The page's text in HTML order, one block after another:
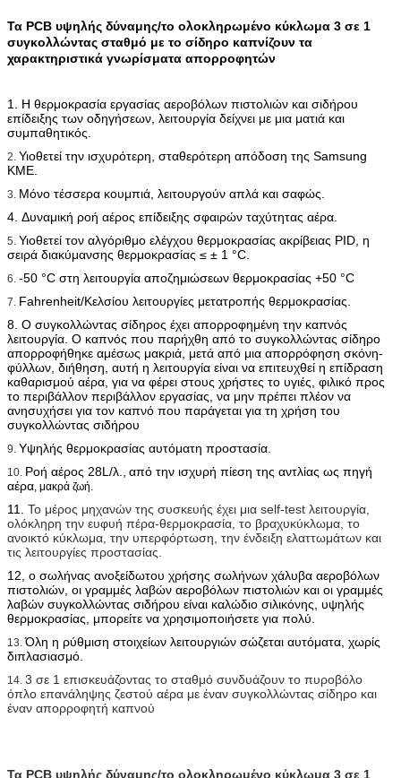
Τα PCB υψηλής δύναμης/το ολοκληρωμένο κύκλωμα 3 σε 1
συγκολλώντας σταθμό με το σίδηρο καπνίζουν τα
χαρακτηριστικά γνωρίσματα απορροφητών
1. Η θερμοκρασία εργασίας αεροβόλων πιστολιών και σιδήρου
επίδειξης των οδηγήσεων, λειτουργία δείχνει με μια ματιά και
συμπαθητικός.
2. Υιοθετεί την ισχυρότερη, σταθερότερη απόδοση της Samsung
ΚΜΕ.
3. Μόνο τέσσερα κουμπιά, λειτουργούν απλά και σαφώς.
4. Δυναμική ροή αέρος επίδειξης σφαιρών ταχύτητας αέρα.
5. Υιοθετεί τον αλγόριθμο ελέγχου θερμοκρασίας ακρίβειας PID, η
σειρά διακύμανσης θερμοκρασίας ≤ ± 1 °C.
6. -50 °C στη λειτουργία αποζημιώσεων θερμοκρασίας +50 °C
7. Fahrenheit/Κελσίου λειτουργίες μετατροπής θερμοκρασίας.
8. Ο συγκολλώντας σίδηρος έχει απορροφημένη την καπνός
λειτουργία. Ο καπνός που παρήχθη από το συγκολλώντας σίδηρο
απορροφήθηκε αμέσως μακριά, μετά από μια απορρόφηση σκόνη-
φύλλων, διήθηση, αυτή η λειτουργία είναι να επιτευχθεί η επίδραση
καθαρισμού αέρα, για να φέρει στους χρήστες το υγιές, φιλικό προς
το περιβάλλον περιβάλλον εργασίας, να μην πρέπει πλέον να
ανησυχήσει για τον καπνό που παράγεται για τη χρήση του
συγκολλώντας σιδήρου
9. Υψηλής θερμοκρασίας αυτόματη προστασία.
10. Ροή αέρος 28L/λ.,
από την ισχυρή πίεση της αντλίας ως πηγή
αέρα, μακρά ζωή.
11. Το μέρος μηχανών της συσκευής έχει μια self-test λειτουργία,
ολόκληρη την ευφυή πέρα-θερμοκρασία, το βραχυκύκλωμα, το
ανοικτό κύκλωμα, την υπερφόρτωση, την ένδειξη ελαττωμάτων και
τις λειτουργίες προστασίας.
12, ο σωλήνας ανοξείδωτου χρήσης σωλήνων χάλυβα αεροβόλων
πιστολιών, οι γραμμές λαβών αεροβόλων πιστολιών και οι γραμμές
λαβών συγκολλώντας σιδήρου είναι καλώδιο σιλικόνης, υψηλής
θερμοκρασίας, μπορείτε να χρησιμοποιήσετε για πολύ.
13.Όλη η ρύθμιση στοιχείων λειτουργιών σώζεται αυτόματα, χωρίς
διπλασιασμό.
14. 3 σε 1 επισκευάζοντας το σταθμό συνδυάζουν το πυροβόλο
όπλο επανάληψης ζεστού αέρα με έναν συγκολλώντας σίδηρο και
έναν απορροφητή καπνού
Τα PCB υψηλής δύναμης/το ολοκληρωμένο κύκλωμα 3 σε 1